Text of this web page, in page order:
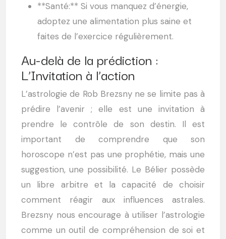
**Santé:** Si vous manquez d’énergie,
adoptez une alimentation plus saine et
faites de l’exercice régulièrement.
Au-delà de la prédiction :
L’Invitation à l’action
L’astrologie de Rob Brezsny ne se limite pas à
prédire l’avenir ; elle est une invitation à
prendre le contrôle de son destin. Il est
important de comprendre que son
horoscope n’est pas une prophétie, mais une
suggestion, une possibilité. Le Bélier possède
un libre arbitre et la capacité de choisir
comment réagir aux influences astrales.
Brezsny nous encourage à utiliser l’astrologie
comme un outil de compréhension de soi et